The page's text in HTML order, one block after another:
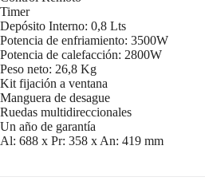
Timer
Depósito Interno: 0,8 Lts
Potencia de enfriamiento: 3500W
Potencia de calefacción: 2800W
Peso neto: 26,8 Kg
Kit fijación a ventana
Manguera de desague
Ruedas multidireccionales
Un año de garantía
Al: 688 x Pr: 358 x An: 419 mm